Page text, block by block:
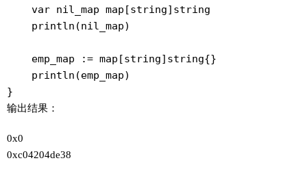
    var nil_map map[string]string
    println(nil_map)
    emp_map := map[string]string{}
    println(emp_map)
}
输出结果：
0x0
0xc04204de38